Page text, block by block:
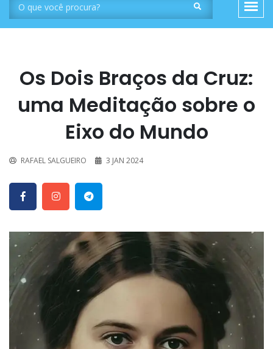
Os Dois Braços da Cruz:
uma Meditação sobre o
Eixo do Mundo
RAFAEL SALGUEIRO 3 JAN 2024